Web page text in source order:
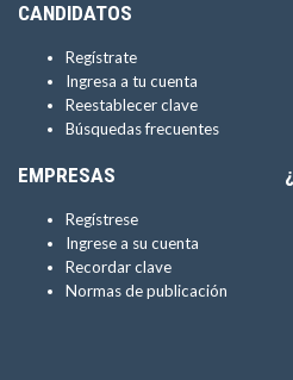
CANDIDATOS
Regístrate
Ingresa a tu cuenta
Reestablecer clave
Búsquedas frecuentes
EMPRESAS
Regístrese
Ingrese a su cuenta
Recordar clave
Normas de publicación